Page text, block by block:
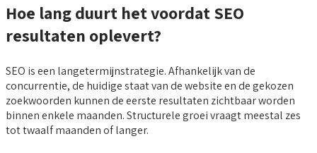
Hoe lang duurt het voordat SEO
resultaten oplevert?
SEO is een langetermijnstrategie. Afhankelijk van de
concurrentie, de huidige staat van de website en de gekozen
zoekwoorden kunnen de eerste resultaten zichtbaar worden
binnen enkele maanden. Structurele groei vraagt meestal zes
tot twaalf maanden of langer.